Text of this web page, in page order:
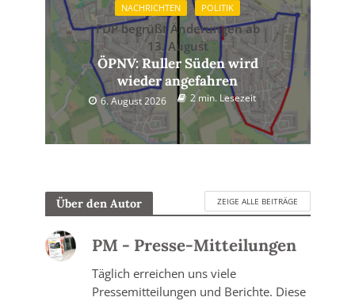
NACHRICHTEN POLITIK
FDP begrüßt Änderungen ab
13. August
ÖPNV: Ruller Süden wird
wieder angefahren
6. August 2026 2 min. Lesezeit
Über den Autor ZEIGE ALLE BEITRÄGE
PM - Presse-Mitteilungen
Täglich erreichen uns viele
Pressemitteilungen und Berichte. Diese